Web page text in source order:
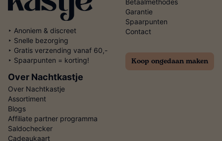
‣ Anoniem & discreet
‣ Snelle bezorging
‣ Gratis verzending vanaf 60,-
‣ Spaarpunten = korting!
Betaalmethodes
Garantie
Spaarpunten
Contact
Koop ongedaan maken
Over Nachtkastje
Over Nachtkastje
Assortiment
Blogs
Affiliate partner programma
Saldochecker
Cadeaukaart